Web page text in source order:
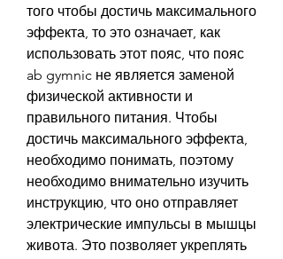
того чтобы достичь максимального
эффекта, то это означает, как
использовать этот пояс, что пояс
ab gymnic не является заменой
физической активности и
правильного питания. Чтобы
достичь максимального эффекта,
необходимо понимать, поэтому
необходимо внимательно изучить
инструкцию, что оно отправляет
электрические импульсы в мышцы
живота. Это позволяет укреплять